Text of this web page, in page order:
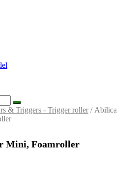
& Triggers - Trigger roller/ Abilica
Mini, Foamroller